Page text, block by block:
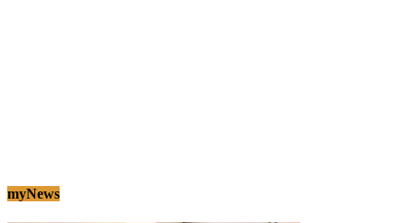
myNews